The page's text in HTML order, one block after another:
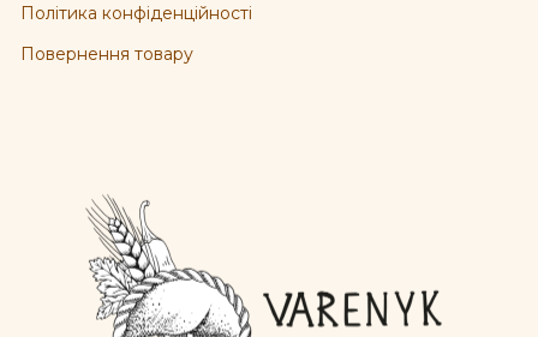
Політика конфіденційності
Повернення товару